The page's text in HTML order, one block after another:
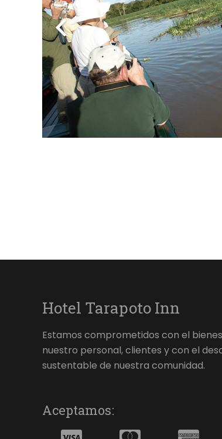
Hotel Tarapoto Inn
Estamos comprometidos con el
nuestro personal, clientes y con el
sustentable de nuestra comunidad.
Aceptamos: